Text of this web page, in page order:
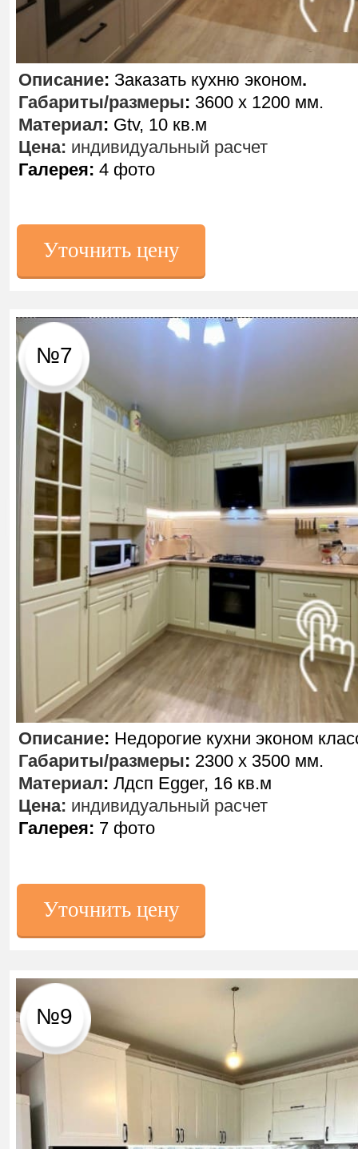
№9
Описание: Заказать кухню эконом.
Габариты/размеры: 3600 х 1200 мм.
Материал: Gtv, 10 кв.м
Цена: индивидуальный расчет
Галерея: 4 фото
Уточнить цену
Уточнить цену
Описание: Недорогие кухни эконом
Габариты/размеры: 2300 х 3500 мм.
Материал: Лдсп Egger, 16 кв.м
Цена: индивидуальный расчет
Галерея: 7 фото
№7